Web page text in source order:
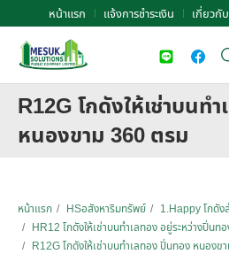
หน้าแรก แจ้งการชำระเงิน เกี่ยวกับ
R12G โกดังให้เช่าบนท
หนองขาม 360 ตรม
หน้าแรก HSอสังหาริมทรัพย์
1.Happy โกดังส
HR12 โกดังให้เช่าบนทำเลทอง อยู่ระหว่างปิ่นท
R12G โกดังให้เช่าบนทำเลทอง ปิ่นทอง หนองข